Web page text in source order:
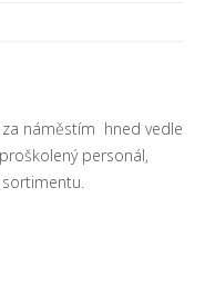
za náměstím hned vedle
personál,